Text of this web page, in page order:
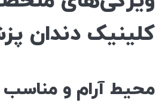
کلینیک دندان
محیط آرام و مناسب